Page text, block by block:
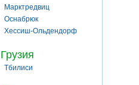
Марктредвиц
Оснабрюк
Хессиш-Ольдендорф
Грузия
Тбилиси